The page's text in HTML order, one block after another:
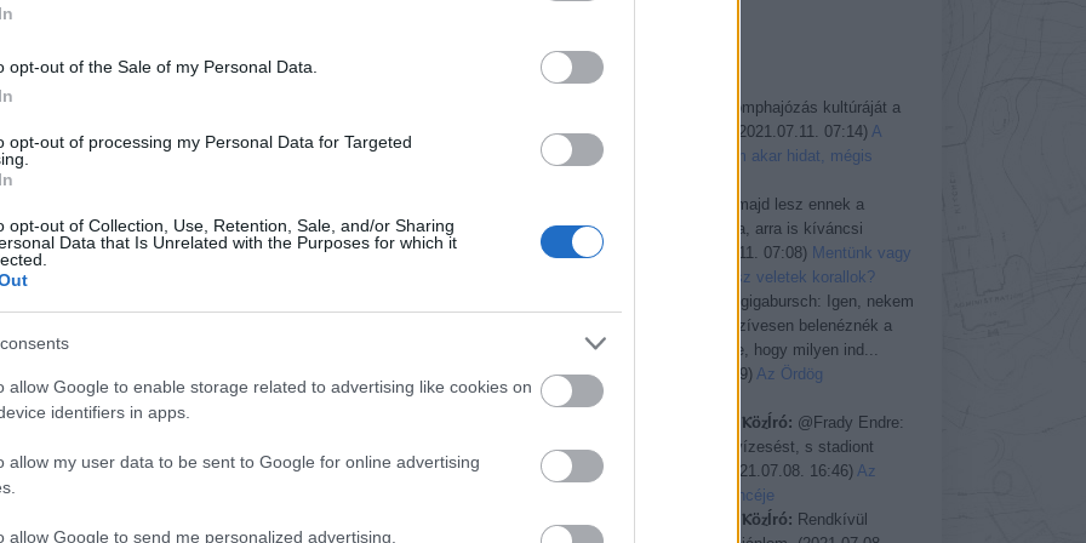
opt-out of the Sale of my Personal Data.
opt-out of processing my Personal Data for Targeted
opt-out of Collection, Use, Retention, Sale, and/or Sharing
Data that Is Unrelated with the Purposes for which it
allow Google to enable storage related to advertising like cookies on
identifiers in apps.
allow my user data to be sent to Google for online advertising
allow Google to send me personalized advertising.
TI MONDTÁTOK
A komphajózás kultúráját a
2021.07.11. 07:14) A
sziget, amely nem akar hidat, mégis
Ha majd lesz ennek a
cikknek folytatása, arra is kíváncsi
2021.07.11. 07:08) Mentünk vagy
pusztítunk: mi lesz veletek korallok?
@gigabursch: Igen, nekem
is felugrott ma. Szívesen belenéznék a
blog.hu endzsinbe, hogy milyen ind...
2021.07.08. 20:19) Az Ördög
ⲘⲁⲭѴⲁl ⲂⲓrⲥⲁⲘⲁⲛ ⲔöⲍÍró: @Frady Endre:
Zorbán ellopta a vízesést, s stadiont
2021.07.08. 16:46) Az
Ördög úszómedencéje
ⲘⲁⲭѴⲁl ⲂⲓrⲥⲁⲘⲁⲛ ⲔöⲍÍró: Rendkívül
tovább »
Shengsi szigetek Houtou Wan
Manhattan Kínában?
koppintás világbajnokai, nemcsak autókat tudnak kiválóan másolni, de van
is. A Wall Street felhőkarcolóiba azonban egyelőre